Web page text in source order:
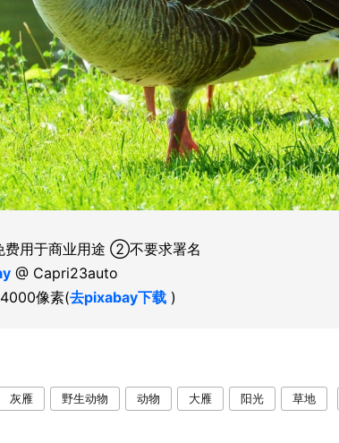
用于商业用途 ②不要求署名
@ Capri23auto
像素(去pixabay下载)
灰雁 野生动物 动物 大雁 阳光 草地